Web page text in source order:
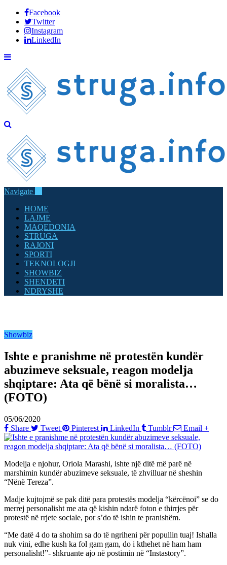
Facebook
Twitter
Instagram
LinkedIn
Navigate
HOME
LAJME
MAQEDONIA
STRUGA
RAJONI
SPORTI
TEKNOLOGJI
SHOWBIZ
SHENDETI
NDRYSHE
Showbiz
Ishte e pranishme në protestën kundër
abuzimeve seksuale, reagon modelja
shqiptare: Ata që bënë si moralista…
(FOTO)
05/06/2020
Share
Tweet Pinterest LinkedIn Tumblr Email +
Modelja e njohur, Oriola Marashi, ishte një ditë më parë në
marshimin kundër abuzimeve seksuale, të zhvilluar në sheshin
“Nënë Tereza”.
Madje kujtojmë se pak ditë para protestës modelja “kërcënoi” se do
merrej personalisht me ata që kishin ndarë foton e thirrjes për
protestë në rrjete sociale, por s’do të ishin te pranishëm.
“Me datë 4 do ta shohim sa do të ngriheni për popullin tuaj! Ishalla
nuk vini, edhe kush ka fol gam gam, do i kthehet në ham ham
personalisht!”- shkruante ajo në postimin në “Instastory”.